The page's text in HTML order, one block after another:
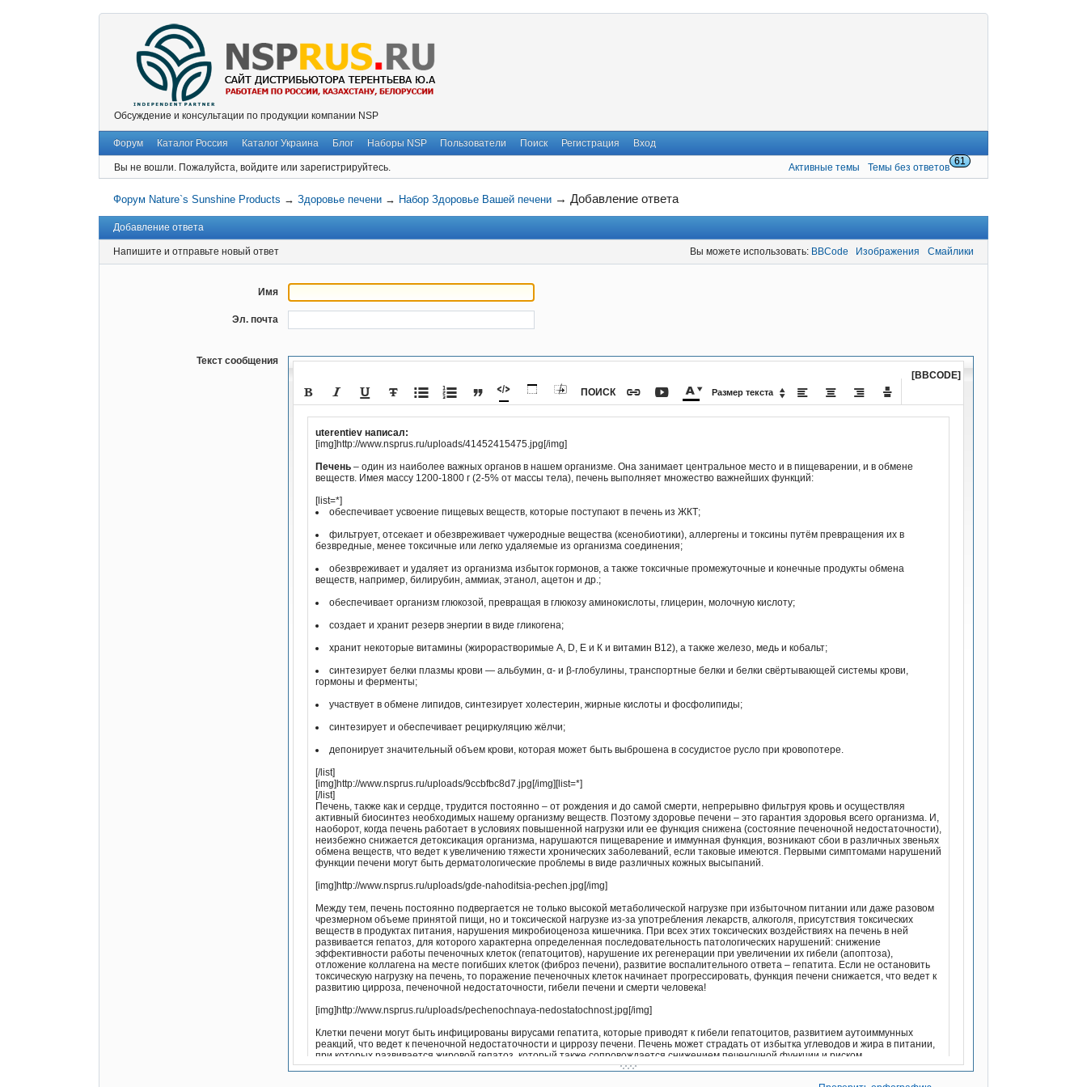
Обсуждение и консультации по продукции компании NSP
Форум Каталог Россия Каталог Украина Блог Наборы NSP Пользователи Поиск Регистрация Вход
Вы не вошли. Пожалуйста, войдите или зарегистрируйтесь. Активные темы Темы без ответов
61
Форум Nature`s Sunshine Products →Здоровье печени → Набор Здоровье Вашей печени →Добавление ответа
Добавление ответа
Напишите и отправьте новый ответ Вы можете использовать: BBCode Изображения Смайлики
Имя
Эл. почта
Текст сообщения
-
-
-
-
-
-
-
-
-
-
-
-
-
-
-
-
-
-
-
-
-
-
-
-
-
-
       ПОИСК    Размер текста     
[BBCODE]
uterentiev написал:
[img]http://www.nsprus.ru/uploads/41452415475.jpg[/img]
Печень – один из наиболее важных органов в нашем организме. Она занимает центральное место и в пищеварении, и в обмене
веществ. Имея массу 1200-1800 г (2-5% от массы тела), печень выполняет множество важнейших функций:
[list=*]
обеспечивает усвоение пищевых веществ, которые поступают в печень из ЖКТ;
фильтрует, отсекает и обезвреживает чужеродные вещества (ксенобиотики), аллергены и токсины путём превращения их в
безвредные, менее токсичные или легко удаляемые из организма соединения;
обезвреживает и удаляет из организма избыток гормонов, а также токсичные промежуточные и конечные продукты обмена
веществ, например, билирубин, аммиак, этанол, ацетон и др.;
обеспечивает организм глюкозой, превращая в глюкозу аминокислоты, глицерин, молочную кислоту;
создает и хранит резерв энергии в виде гликогена;
хранит некоторые витамины (жирорастворимые А, D, Е и К и витамин B12), а также железо, медь и кобальт;
синтезирует белки плазмы крови — альбумин, α- и β-глобулины, транспортные белки и белки свёртывающей системы крови,
гормоны и ферменты;
участвует в обмене липидов, синтезирует холестерин, жирные кислоты и фосфолипиды;
синтезирует и обеспечивает рециркуляцию жёлчи;
депонирует значительный объем крови, которая может быть выброшена в сосудистое русло при кровопотере.
[/list]
[img]http://www.nsprus.ru/uploads/9ccbfbc8d7.jpg[/img][list=*]
[/list]
Печень, также как и сердце, трудится постоянно – от рождения и до самой смерти, непрерывно фильтруя кровь и осуществляя
активный биосинтез необходимых нашему организму веществ. Поэтому здоровье печени – это гарантия здоровья всего организма. И,
наоборот, когда печень работает в условиях повышенной нагрузки или ее функция снижена (состояние печеночной недостаточности),
неизбежно снижается детоксикация организма, нарушаются пищеварение и иммунная функция, возникают сбои в различных звеньях
обмена веществ, что ведет к увеличению тяжести хронических заболеваний, если таковые имеются. Первыми симптомами нарушений
функции печени могут быть дерматологические проблемы в виде различных кожных высыпаний.
[img]http://www.nsprus.ru/uploads/gde-nahoditsia-pechen.jpg[/img]
Между тем, печень постоянно подвергается не только высокой метаболической нагрузке при избыточном питании или даже разовом
чрезмерном объеме принятой пищи, но и токсической нагрузке из-за употребления лекарств, алкоголя, присутствия токсических
веществ в продуктах питания, нарушения микробиоценоза кишечника. При всех этих токсических воздействиях на печень в ней
развивается гепатоз, для которого характерна определенная последовательность патологических нарушений: снижение
эффективности работы печеночных клеток (гепатоцитов), нарушение их регенерации при увеличении их гибели (апоптоза),
отложение коллагена на месте погибших клеток (фиброз печени), развитие воспалительного ответа – гепатита. Если не остановить
токсическую нагрузку на печень, то поражение печеночных клеток начинает прогрессировать, функция печени снижается, что ведет к
развитию цирроза, печеночной недостаточности, гибели печени и смерти человека!
[img]http://www.nsprus.ru/uploads/pechenochnaya-nedostatochnost.jpg[/img]
Клетки печени могут быть инфицированы вирусами гепатита, которые приводят к гибели гепатоцитов, развитием аутоиммунных
реакций, что ведет к печеночной недостаточности и циррозу печени. Печень может страдать от избытка углеводов и жира в питании,
при которых развивается жировой гепатоз, который также сопровождается снижением печеночной функции и риском
развития цирроза.